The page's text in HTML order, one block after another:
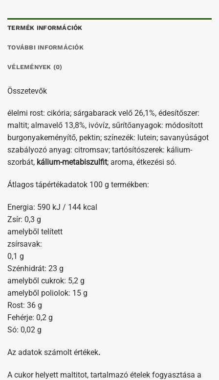
TERMÉK INFORMÁCIÓK
TOVÁBBI INFORMÁCIÓK
VÉLEMÉNYEK (0)
Összetevők
élelmi rost: cikória; sárgabarack velő 26,1%, édesítőszer:
maltit; almavelő 13,8%, ivóvíz, sűrítőanyagok: módosított
burgonyakeményítő, pektin; színezék: lutein; savanyúságot
szabályozó anyag: citromsav; tartósítószerek: kálium-
szorbát, kálium-metabiszulfit; aroma, étkezési só.
Átlagos tápértékadatok 100 g termékben:
Energia: 590 kJ / 144 kcal
Zsír: 0,3 g
amelyből telített
zsírsavak:
0,1 g
Szénhidrát: 23 g
amelyből cukrok: 5,2 g
amelyből poliolok: 15 g
Rost: 36 g
Fehérje: 0,2 g
Só: 0,02 g
Az adatok számolt értékek.
A cukor helyett maltitot, tartalmazó ételek fogyasztása a